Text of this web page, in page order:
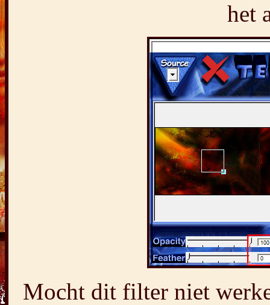
het
Mocht dit filter niet